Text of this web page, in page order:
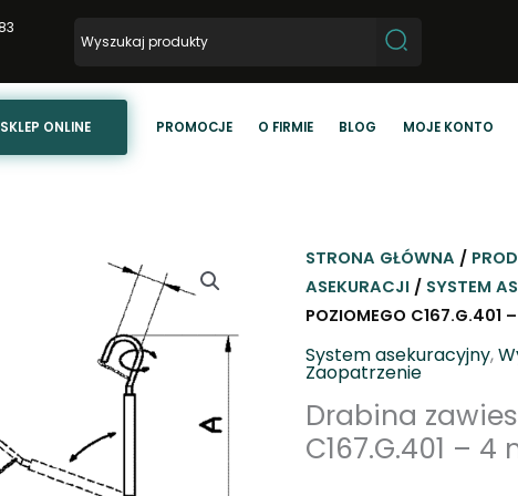
SKLEP ONLINE PROMOCJE O FIRMIE BLOG MOJE KONTO
STRONA GŁÓWNA /
ASEKURACJI / SYSTEM
POZIOMEGO C167.G.401
System asekuracyjny,
Zaopatrzenie
Drabina
C167.G.401 – 4